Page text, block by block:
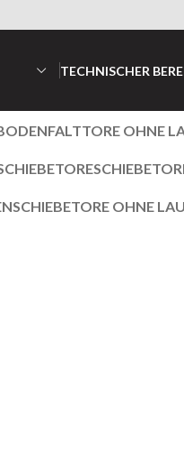
TECHNISCHER
FALTTORE OHNE
SCHIEBETORE OHNE